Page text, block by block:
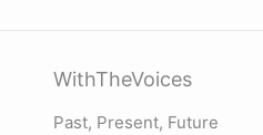
WithTheVoices
Past, Present, Future